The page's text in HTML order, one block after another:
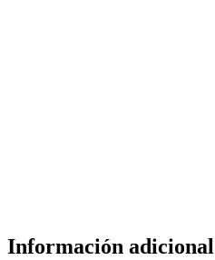
Información adicional